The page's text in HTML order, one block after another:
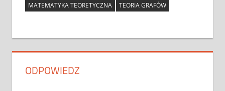
MATEMATYKA TEORETYCZNA TEORIA GRAFÓW
ODPOWIEDZ